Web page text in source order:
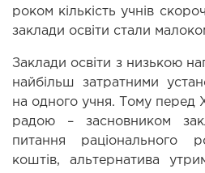
роком кількість учнів
заклади освіти стали
Заклади освіти з низькою
найбільш затратними
на одного учня. Тому перед
радою – засновником
питання раціонального
коштів, альтернатива